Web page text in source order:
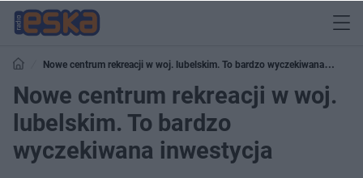
Nowe centrum rekreacji w woj. lubelskim. To bardzo wyczekiwana
inwestycja
Nowe centrum rekreacji w woj.
lubelskim. To bardzo
wyczekiwana inwestycja